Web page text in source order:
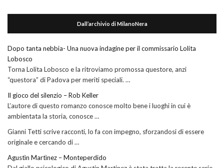
Dall’archivio di MilanoNera
Dopo tanta nebbia- Una nuova indagine per il commissario Lolita
Lobosco
Torna Lolita Lobosco e la ritroviamo promossa questore, anzi
“questora” di Padova per meriti speciali. …
Il gioco del silenzio – Rob Keller
L’autore di questo romanzo conosce molto bene i luoghi in cui è
ambientata la storia, conosce …
Gianni Tetti scrive racconti, lo fa con impegno, sforzandosi di essere
originale e cercando di …
Agustìn Martìnez – Monteperdido